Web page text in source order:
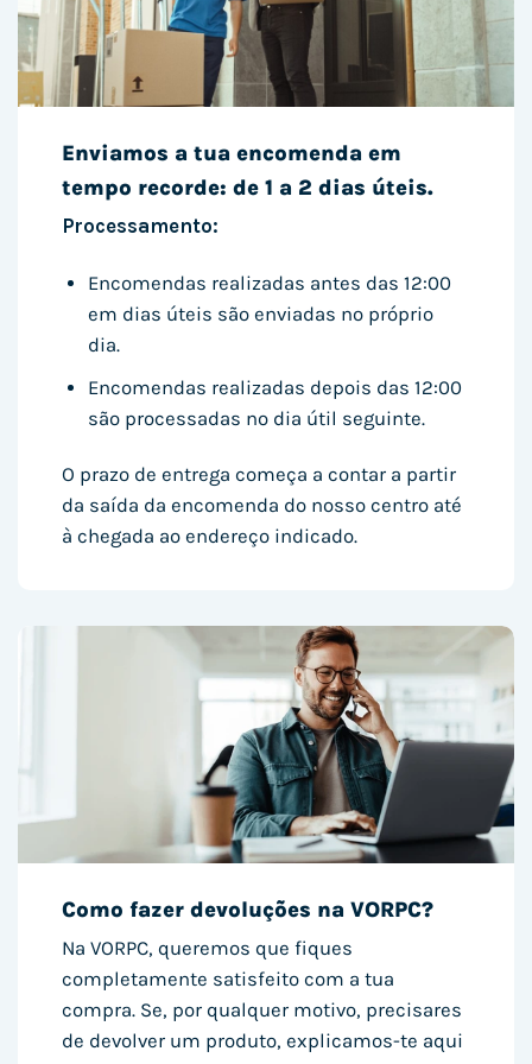
Enviamos a tua encomenda em
tempo recorde: de 1 a 2 dias úteis.
Processamento:
Encomendas realizadas antes das 12:00
em dias úteis são enviadas no próprio
dia.
Encomendas realizadas depois das 12:00
são processadas no dia útil seguinte.
O prazo de entrega começa a contar a partir
da saída da encomenda do nosso centro até
à chegada ao endereço indicado.
Como fazer devoluções na VORPC?
Na VORPC, queremos que fiques
completamente satisfeito com a tua
compra. Se, por qualquer motivo, precisares
de devolver um produto, explicamos-te aqui